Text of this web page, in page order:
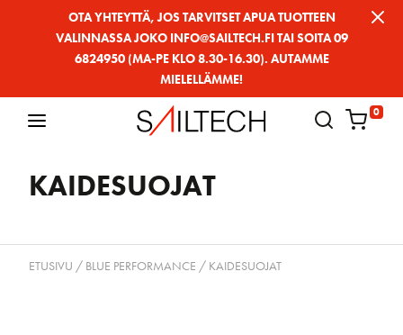
OTA YHTEYTTÄ, JOS TARVITSET APUA TUOTTEEN
VALINNASSA JOKO INFO@SAILTECH.FI TAI SOITA 09
6824950 (MA-PE KLO 8.30-16.30). AUTAMME
MIELELLÄMME!
0
KAIDESUOJAT
ETUSIVU / BLUE PERFORMANCE / KAIDESUOJAT